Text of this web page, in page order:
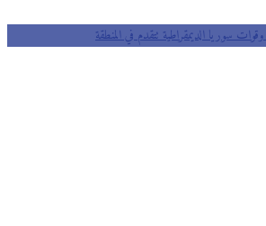
سوريا الديمقراطية تتقدم في المنطقة